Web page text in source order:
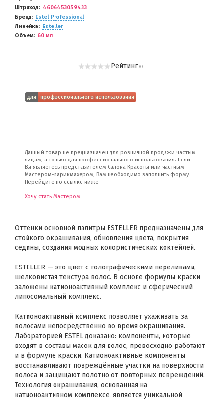
Штриход
4606453059433
Бренд
Estel Professional
Линейка
Esteller
Объем
60 мл
Рейтинг( 0 )
для профессионального использования
Данный товар не предназначен для розничной продажи частым
лицам, а только для профессионального использования. Если
Вы являетесь представителем Салона Красоты или частным
Мастером-парикмахером, Вам необходимо заполнить форму.
Перейдите по ссылке ниже
Хочу стать Мастером
Оттенки основной палитры ESTELLER предназначены для
стойкого окрашивания, обновления цвета, покрытия
седины, создания модных колористических коктейлей.
ESTELLER — это цвет с голографическими переливами,
шелковистая текстура волос. В основе формулы краски
заложены катионоактивный комплекс и сферический
липосомальный комплекс.
Катионоактивный комплекс позволяет ухаживать за
волосами непосредственно во время окрашивания.
Лабораторией ESTEL доказано: компоненты, которые
входят в составы масок для волос, превосходно работают
и в формуле краски. Катионоактивные компоненты
восстанавливают повреждённые участки на поверхности
волоса и защищают полотно от повторных повреждений.
Технология окрашивания, основанная на
катионоактивном комплексе, является уникальной